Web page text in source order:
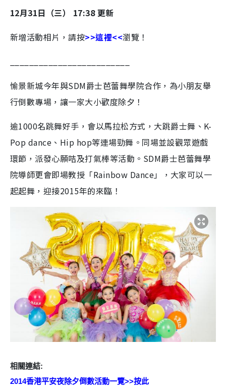
12月31日（三） 17:38 更新
新增活動相片，請按>>這裡<<瀏覽！
愉景新城今年與SDM爵士芭蕾舞學院合作，為小朋友舉
行倒數專場，讓一家大小歡度除夕！
逾1000名跳舞好手，會以馬拉松方式，大跳爵士舞、K-
Pop dance、Hip hop等連場勁舞。同場並設觀眾遊戲
環節，派發心願咭及打氣棒等活動。SDM爵士芭蕾舞學
院導師更會即場教授「Rainbow Dance」，大家可以一
起起舞， 迎接2015年的來臨！
相關連結:
2014香港平安夜除夕倒數活動一覽>>按此